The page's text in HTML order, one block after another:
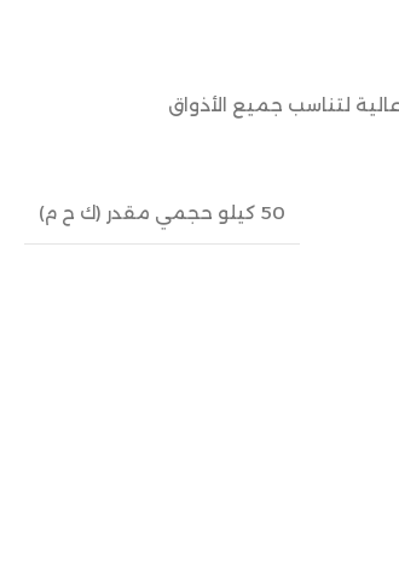
لتناسب جميع الأذواق
50 كيلو حجمي مقدر (ك ح م)